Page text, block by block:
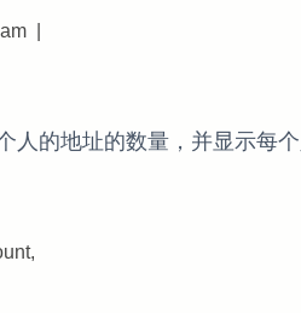
|
人的地址的数量，并显示每